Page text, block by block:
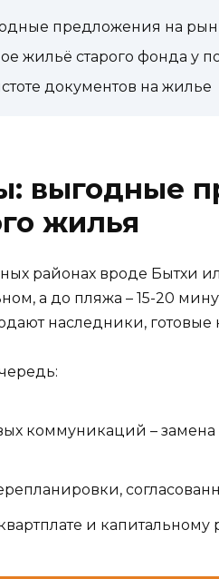
предложения на
жильё старого фонда у
документов на жилье
выгодные
жилья
районах вроде Бытхи
а до пляжа – 15-20
наследники, готовые
коммуникаций – замена
и капитальному